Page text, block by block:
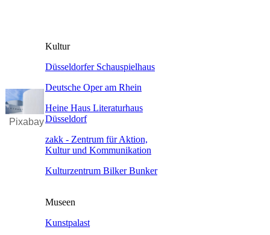
Pixabay
Kultur
Düsseldorfer Schauspielhaus
Deutsche Oper am Rhein
Heine Haus Literaturhaus
Düsseldorf
zakk - Zentrum für Aktion,
Kultur und Kommunikation
Kulturzentrum Bilker Bunker
​Museen
Kunstpalast